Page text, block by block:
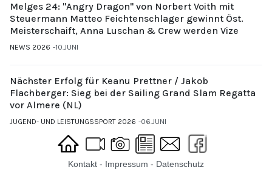
Melges 24: "Angry Dragon" von Norbert Voith mit
Steuermann Matteo Feichtenschlager gewinnt Öst.
Meisterschaift, Anna Luschan & Crew werden Vize
NEWS 2026 10.JUNI
Nächster Erfolg für Keanu Prettner / Jakob
Flachberger: Sieg bei der Sailing Grand Slam Regatta
vor Almere (NL)
JUGEND- UND LEISTUNGSSPORT 2026 06.JUNI
Kontakt - Impressum - Datenschutz